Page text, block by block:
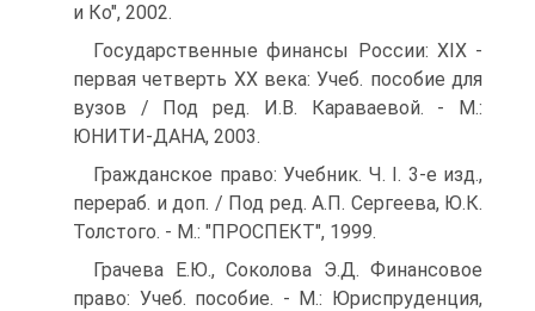
и Ко", 2002.
Государственные финансы России: XIX -
первая четверть XX века: Учеб. пособие для
вузов / Под ред. И.В. Караваевой. - М.:
ЮНИТИ-ДАНА, 2003.
Гражданское право: Учебник. Ч. I. 3-е изд.,
перераб. и доп. / Под ред. А.П. Сергеева, Ю.К.
Толстого. - М.: "ПРОСПЕКТ", 1999.
Грачева Е.Ю., Соколова Э.Д. Финансовое
право: Учеб. пособие. - М.: Юриспруденция,